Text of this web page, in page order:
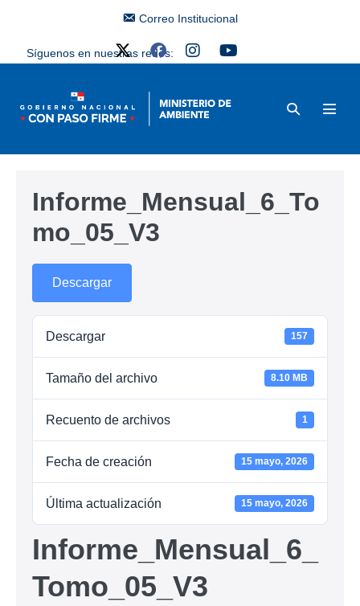
Correo Institucional
Síguenos en nuestras redes:
Informe_Mensual_6_To
mo_05_V3
Descargar
Descargar 157
Tamaño del archivo 8.10 MB
Recuento de archivos 1
Fecha de creación 15 mayo, 2026
Última actualización 15 mayo, 2026
Informe_Mensual_6_
Tomo_05_V3